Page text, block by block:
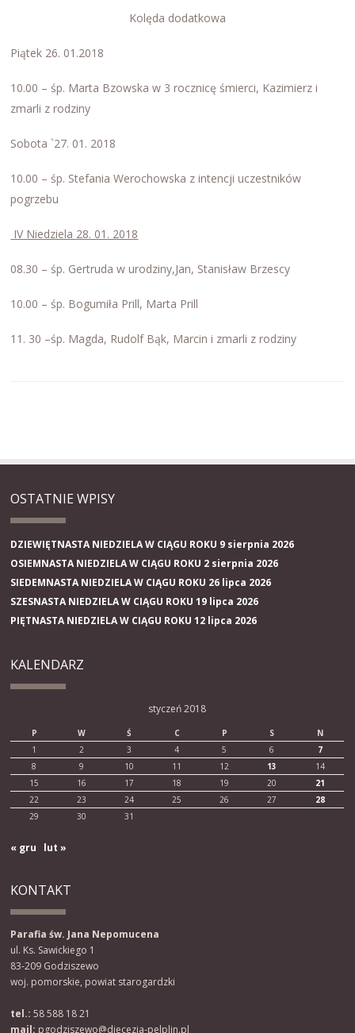
Kolęda dodatkowa
Piątek 26. 01.2018
10.00 – śp. Marta Bzowska w 3 rocznicę śmierci, Kazimierz i
zmarli z rodziny
Sobota `27. 01. 2018
10.00 – śp. Stefania Werochowska z intencji uczestników
pogrzebu
IV Niedziela 28. 01. 2018
08.30 – śp. Gertruda w urodziny,Jan, Stanisław Brzescy
10.00 – śp. Bogumiła Prill, Marta Prill
11. 30 –śp. Magda, Rudolf Bąk, Marcin i zmarli z rodziny
OSTATNIE WPISY
DZIEWIĘTNASTA NIEDZIELA W CIĄGU ROKU 9 sierpnia 2026
OSIEMNASTA NIEDZIELA W CIĄGU ROKU 2 sierpnia 2026
SIEDEMNASTA NIEDZIELA W CIĄGU ROKU 26 lipca 2026
SZESNASTA NIEDZIELA W CIĄGU ROKU 19 lipca 2026
PIĘTNASTA NIEDZIELA W CIĄGU ROKU 12 lipca 2026
KALENDARZ
styczeń 2018
P W Ś C P S
N
1
2 3 4 5 6
7
8
9 10 11 12 13
14
15
16 17 18 19 20
21
22
23 24 25 26 27
28
29
30 31
« gru lut »
KONTAKT
Parafia św. Jana Nepomucena
ul. Ks. Sawickiego 1
83-209 Godziszewo
woj. pomorskie, powiat starogardzki
tel.: 58 588 18 21
mail: pgodziszewo@diecezja-pelplin.pl